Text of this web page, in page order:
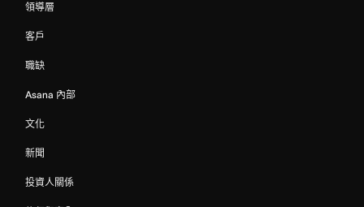
領導層
客戶
職缺
Asana 內部
文化
新聞
投資人關係